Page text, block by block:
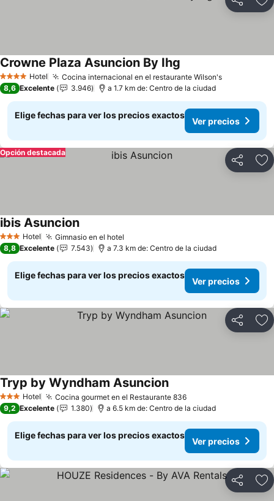
Compartir
4 EstrellasHotel Cocina internacional en el restaurante Wilson'sVer precios
Crowne Plaza Asuncion By Ihg
8,6 Excelente 3.946 a 1.7 km de: Centro de la ciudad
Elige fechas para ver los precios exactos
Ver precios
Compartir
Opción destacada
3 Estrellas
Hotel Gimnasio en el hotel
ibis AsuncionVer precios
8,8 Excelente 7.543 a 7.3 km de: Centro de la ciudad
Elige fechas para ver los precios exactos
Ver precios
Compartir
3 Estrellas
Hotel Cocina gourmet en el Restaurante 836Ver precios
Tryp by Wyndham AsuncionVer precios
9,2 Excelente 1.380 a 6.5 km de: Centro de la ciudad
Elige fechas para ver los precios exactos
Ver precios
Compartir